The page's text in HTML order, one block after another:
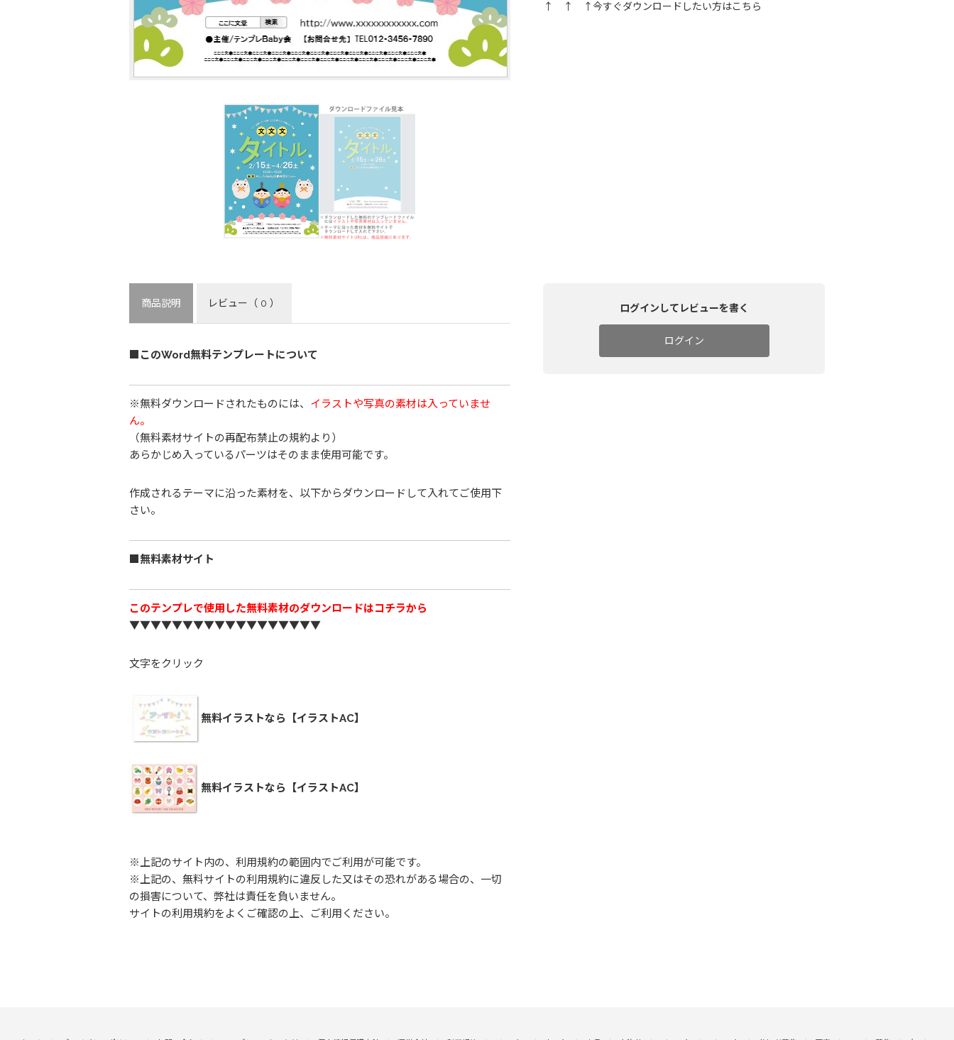
↑ ↑ ↑今すぐダウンロードしたい方はこちら
商品説明 レビュー （ 0 ）
■このWord無料テンプレートについて
※無料ダウンロードされたものには、 イラストや写真の素材は入っていませ
ん。
（無料素材サイトの再配布禁止の規約より）
あらかじめ入っているパーツはそのまま使用可能です。
作成されるテーマに沿った素材を、以下からダウンロードして入れてご使用下
さい。
■無料素材サイト
このテンプレで使用した無料素材のダウンロードはコチラから
▼▼▼▼▼▼▼▼▼▼▼▼▼▼▼▼▼▼
文字をクリック
無料イラストなら【イラストAC】
無料イラストなら【イラストAC】
※上記のサイト内の、利用規約の範囲内でご利用が可能です。
※上記の、無料サイトの利用規約に違反した又はその恐れがある場合の、一切
の損害について、弊社は責任を負いません。
サイトの利用規約をよくご確認の上、ご利用ください。
ログインしてレビューを書く
ログイン